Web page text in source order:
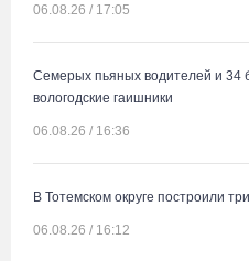
06.08.26 / 17:05
Семерых пьяных водителей и 34
вологодские гаишники
06.08.26 / 16:36
В Тотемском округе построили
06.08.26 / 16:12